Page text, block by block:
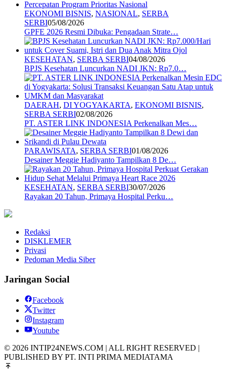
EKONOMI BISNIS, NASIONAL, SERBA
SERBI05/08/2026
GPFE 2026 Resmi Dibuka: Pengadaan Strate…
KESEHATAN, SERBA SERBI04/08/2026
BPJS Kesehatan Luncurkan NADI JKN: Rp7.0…
DAERAH, DI YOGYAKARTA, EKONOMI BISNIS,
SERBA SERBI02/08/2026
PT. ASTER LINK INDONESIA Perkenalkan Mes…
PARAWISATA, SERBA SERBI01/08/2026
Desainer Meggie Hadiyanto Tampilkan 8 De…
KESEHATAN, SERBA SERBI30/07/2026
Rayakan 20 Tahun, Primaya Hospital Perku…
Redaksi
DISKLEMER
Privasi
Pedoman Media Siber
Jaringan Social
Facebook
Twitter
Instagram
Youtube
© 2026 INTIP24NEWS.COM | ALL RIGHT RESERVED |
PUBLISHED BY PT. INTI PRIMA MEDIATAMA